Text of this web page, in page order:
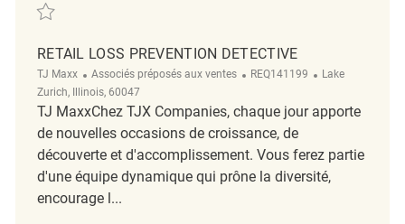
Sauvegarder Retail Loss Prevention Detective REQ136954
RETAIL LOSS PREVENTION DETECTIVE
TJ Maxx Catégorie
Associés préposés aux ventes ReqId
REQ141199 Emplacement
Lake
Zurich, Illinois, 60047
TJ MaxxChez TJX Companies, chaque jour apporte
de nouvelles occasions de croissance, de
découverte et d'accomplissement. Vous ferez partie
d'une équipe dynamique qui prône la diversité,
encourage l...